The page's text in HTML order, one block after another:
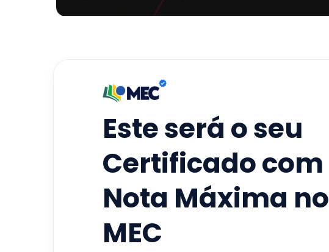
Este será o seu
Certificado com
Nota Máxima no
MEC